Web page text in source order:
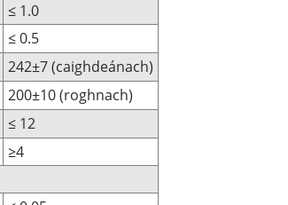
≤ 1.0
≤ 0.5
242±7 (caighdeánach)
200±10 (roghnach)
≤ 12
≥4